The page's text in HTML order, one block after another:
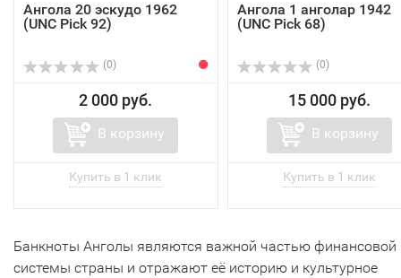
Ангола 20 эскудо 1962
(UNC Pick 92)
(0)
2 000 руб.
В корзину
Ангола 1 анголар 1942
(UNC Pick 68)
(0)
15 000 руб.
В корзину
Банкноты Анголы являются важной частью финансовой
системы страны и отражают её историю и культурное